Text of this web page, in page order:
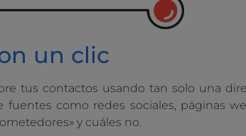
un clic
tus contactos usando tan solo una
como redes sociales, páginas
y cuáles no.